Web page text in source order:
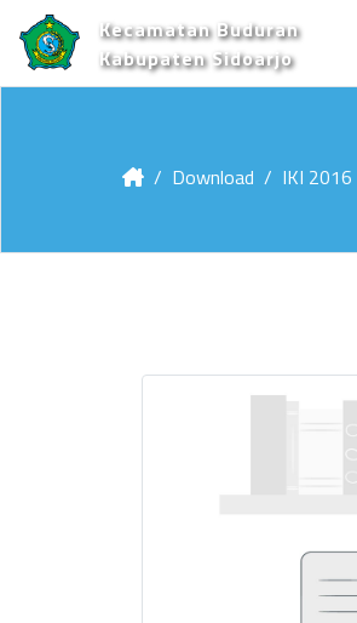
Kecamatan Buduran
Kabupaten Sidoarjo
Download IKI